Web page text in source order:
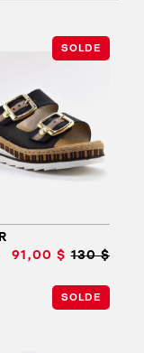
SOLDE
91,00 $ 130 $
SOLDE